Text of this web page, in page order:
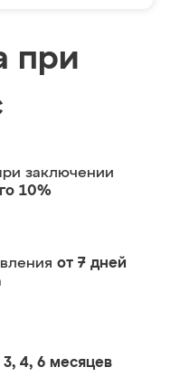
при
заключении
10%
от 7 дней
3, 4, 6 месяцев